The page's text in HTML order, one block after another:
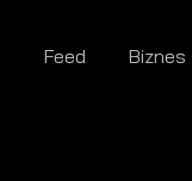
Feed Biznes